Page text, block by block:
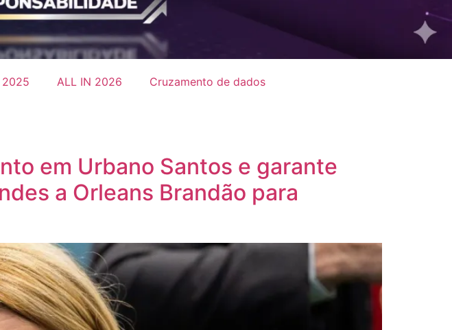
2025 ALL IN 2026 Cruzamento de dados
em Urbano Santos e garante
a Orleans Brandão para